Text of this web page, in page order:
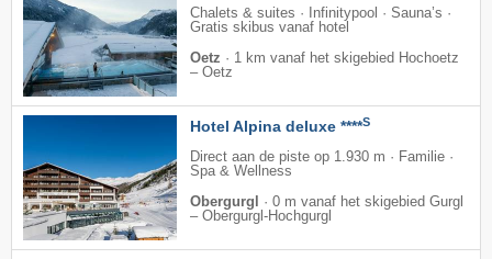
Chalets & suites · Infinitypool · Sauna’s ·
Gratis skibus vanaf hotel
Oetz · 1 km vanaf het skigebied Hochoetz
– Oetz
Hotel Alpina deluxe ****S
Direct aan de piste op 1.930 m · Familie ·
Spa & Wellness
Obergurgl
· 0 m vanaf het skigebied Gurgl
– Obergurgl-Hochgurgl